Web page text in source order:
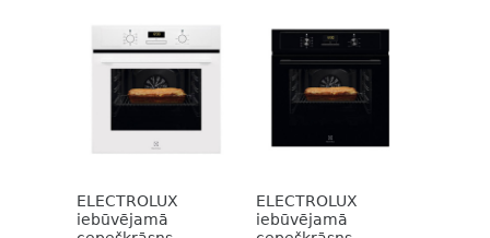
ELECTROLUX
iebūvējamā
ELECTROLUX
iebūvējamā